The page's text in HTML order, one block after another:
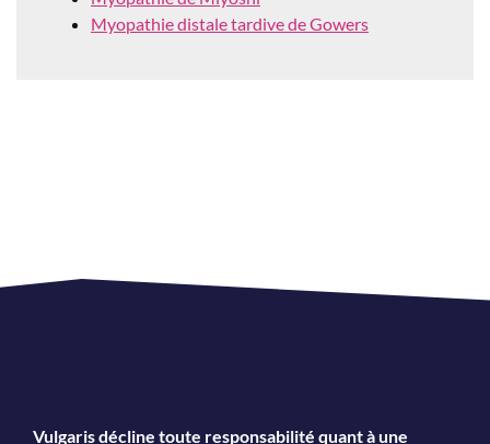
Myopathie distale tardive de Gowers
Vulgaris décline toute responsabilité quant à une